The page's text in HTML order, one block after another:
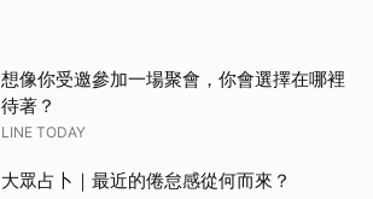
想像你受邀參加一場聚會，你會選擇在哪裡
待著？
LINE TODAY
大眾占卜｜最近的倦怠感從何而來？